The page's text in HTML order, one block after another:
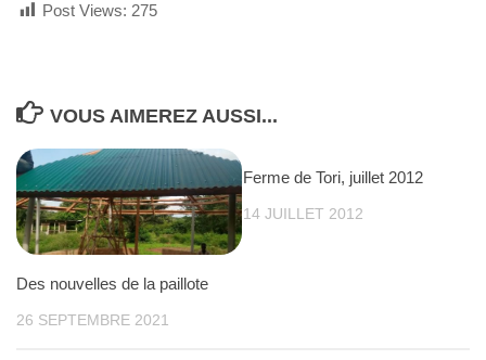
Post Views: 275
VOUS AIMEREZ AUSSI...
Des nouvelles de la paillote
26 SEPTEMBRE 2021
Ferme de Tori, juillet 2012
14 JUILLET 2012